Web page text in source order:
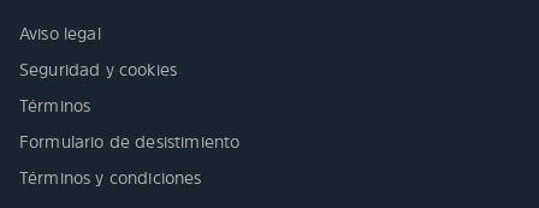
Aviso legal
Seguridad y cookies
Términos
Formulario de desistimiento
Términos y condiciones